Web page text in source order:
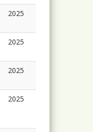
2025
2025
2025
2025